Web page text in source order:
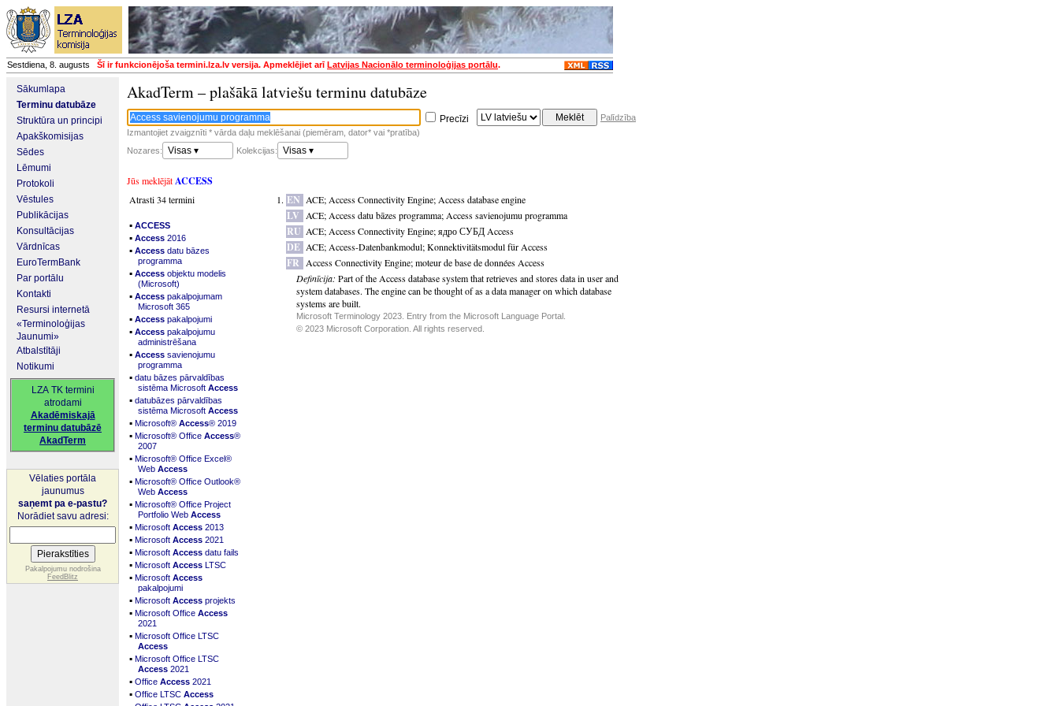
Sestdiena, 8. augusts Šī ir funkcionējoša termini.lza.lv versija. Apmeklējiet arīLatvijas Nacionālo terminoloģijas portālu.
Sākumlapa
Terminu datubāze
Struktūra un principi
Apakškomisijas
Sēdes
Lēmumi
Protokoli
Vēstules
Publikācijas
Konsultācijas
Vārdnīcas
EuroTermBank
Par portālu
Kontakti
Resursi internetā
«Terminoloģijas
Jaunumi»
Atbalstītāji
Notikumi
LZA TK termini
atrodami
Akadēmiskajā
terminu datubāzē
AkadTerm
Vēlaties portāla
jaunumus
saņemt pa e-pastu?
Norādiet savu adresi:
Pakalpojumu nodrošina
FeedBlitz
AkadTerm – plašākā latviešu terminu datubāze
Precīzi
Palīdzība
Izmantojiet zvaigznīti * vārda daļu meklēšanai (piemēram, dator* vai *pratība)
Nozares:
Visas ▾ Kolekcijas: Visas ▾
Jūs meklējātACCESS
Atrasti 34 termini
▪ ACCESS
▪ Access 2016
▪ Access datu bāzes
programma
▪ Access objektu modelis
(Microsoft)
▪ Access pakalpojumam
Microsoft 365
▪ Access pakalpojumi
▪ Access pakalpojumu
administrēšana
▪ Access savienojumu
programma
▪ datu bāzes pārvaldības
sistēma Microsoft Access
▪ datubāzes pārvaldības
sistēma Microsoft Access
▪ Microsoft® Access® 2019
▪ Microsoft® Office Access®
2007
▪ Microsoft® Office Excel®
Web Access
▪ Microsoft® Office Outlook®
Web Access
▪ Microsoft® Office Project
Portfolio Web Access
▪ Microsoft Access 2013
▪ Microsoft Access 2021
▪ Microsoft Access datu fails
▪ Microsoft Access LTSC
▪ Microsoft Access
pakalpojumi
▪ Microsoft Access projekts
▪ Microsoft Office Access
2021
▪ Microsoft Office LTSC
Access
▪ Microsoft Office LTSC
Access 2021
▪ Office Access 2021
▪ Office LTSC Access
EN ACE; Access Connectivity Engine; Access database engine
LV ACE; Access datu bāzes programma; Access savienojumu programma
RU ACE; Access Connectivity Engine;ядро СУБД Access
DE ACE; Access-Datenbankmodul;Konnektivitätsmodul für Access
FR Access Connectivity Engine;moteur de base de données Access
Definīcija: Part of the Access database system that retrieves and stores data in user and
system databases. The engine can be thought of as a data manager on which database
systems are built.
Microsoft Terminology 2023. Entry from the Microsoft Language Portal.
© 2023 Microsoft Corporation. All rights reserved.